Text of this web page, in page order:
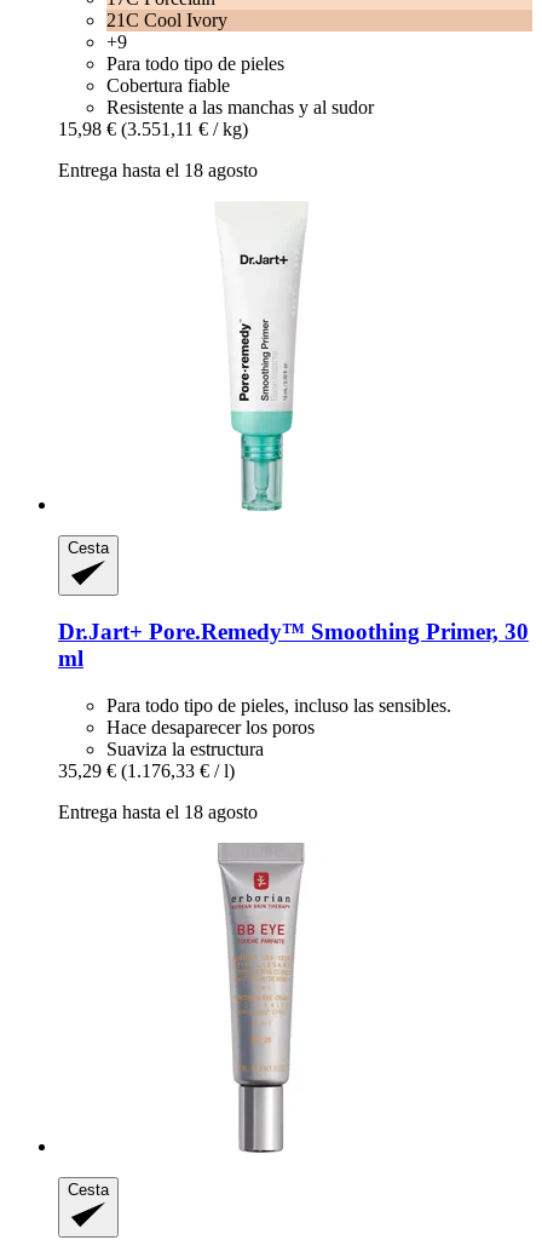
21C Cool Ivory
+9
Para todo tipo de pieles
Cobertura fiable
Resistente a las manchas y al sudor
15,98 € (3.551,11 € / kg)
Entrega hasta el 18 agosto
Cesta
Dr.Jart+ Pore.Remedy™ Smoothing Primer, 30
ml
Para todo tipo de pieles, incluso las sensibles.
Hace desaparecer los poros
Suaviza la estructura
35,29 € (1.176,33 € / l)
Entrega hasta el 18 agosto
Cesta